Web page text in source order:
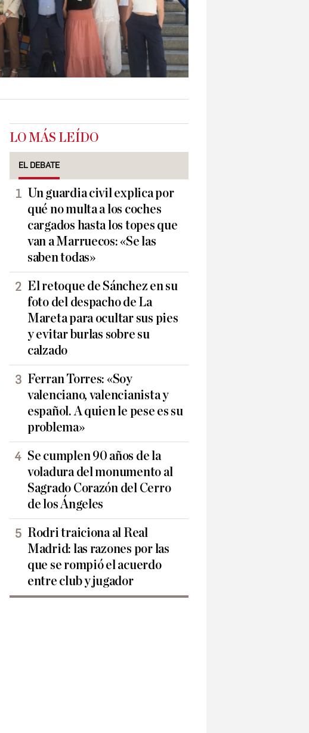
LO MÁS LEÍDO
EL DEBATE
Un guardia civil explica por
qué no multa a los coches
cargados hasta los topes que
van a Marruecos: «Se las
saben todas»
El retoque de Sánchez en su
foto del despacho de La
Mareta para ocultar sus pies
y evitar burlas sobre su
calzado
Ferran Torres: «Soy
valenciano, valencianista y
español. A quien le pese es su
problema»
Se cumplen 90 años de la
voladura del monumento al
Sagrado Corazón del Cerro
de los Ángeles
Rodri traiciona al Real
Madrid: las razones por las
que se rompió el acuerdo
entre club y jugador